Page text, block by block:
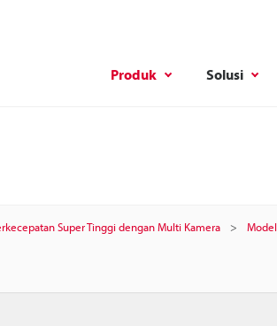
Produk Solusi
Super Tinggi dengan Multi Kamera Model